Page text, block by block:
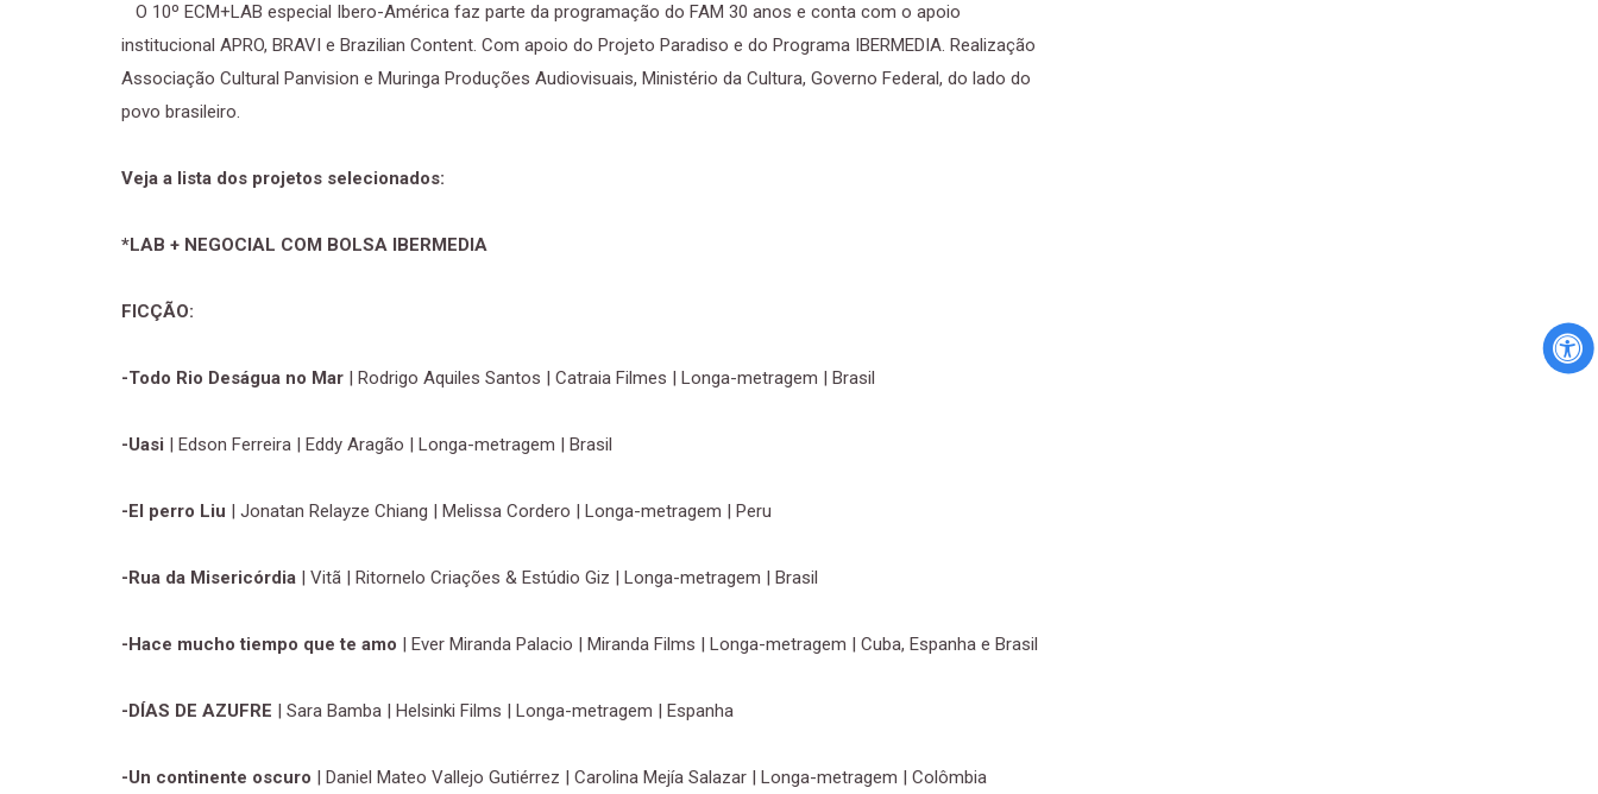
O 10º ECM+LAB especial Ibero-América faz parte da programação do FAM 30 anos e conta com o apoio
institucional APRO, BRAVI e Brazilian Content. Com apoio do Projeto Paradiso e do Programa IBERMEDIA. Realização
Associação Cultural Panvision e Muringa Produções Audiovisuais, Ministério da Cultura, Governo Federal, do lado do
povo brasileiro.
Veja a lista dos projetos selecionados:
*LAB + NEGOCIAL COM BOLSA IBERMEDIA
FICÇÃO:
-Todo Rio Deságua no Mar | Rodrigo Aquiles Santos | Catraia Filmes | Longa-metragem | Brasil
-Uasi | Edson Ferreira | Eddy Aragão | Longa-metragem | Brasil
-El perro Liu | Jonatan Relayze Chiang | Melissa Cordero | Longa-metragem | Peru
-Rua da Misericórdia | Vitã | Ritornelo Criações & Estúdio Giz | Longa-metragem | Brasil
-Hace mucho tiempo que te amo | Ever Miranda Palacio | Miranda Films | Longa-metragem | Cuba, Espanha e Brasil
-DÍAS DE AZUFRE | Sara Bamba | Helsinki Films | Longa-metragem | Espanha
-Un continente oscuro | Daniel Mateo Vallejo Gutiérrez | Carolina Mejía Salazar | Longa-metragem | Colômbia